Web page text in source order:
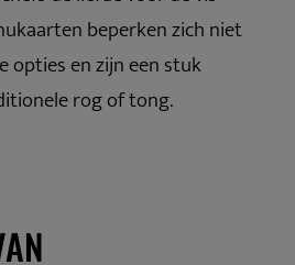
beperken zich niet
en zijn een stuk
rog of tong.